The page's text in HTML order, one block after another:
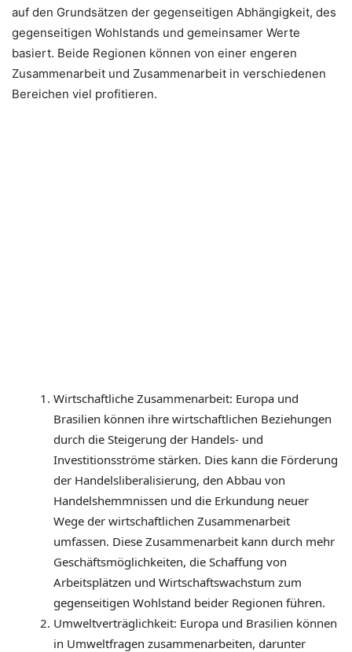
auf den Grundsätzen der gegenseitigen Abhängigkeit, des
gegenseitigen Wohlstands und gemeinsamer Werte
basiert. Beide Regionen können von einer engeren
Zusammenarbeit und Zusammenarbeit in verschiedenen
Bereichen viel profitieren.
Wirtschaftliche Zusammenarbeit: Europa und
Brasilien können ihre wirtschaftlichen Beziehungen
durch die Steigerung der Handels- und
Investitionsströme stärken. Dies kann die Förderung
der Handelsliberalisierung, den Abbau von
Handelshemmnissen und die Erkundung neuer
Wege der wirtschaftlichen Zusammenarbeit
umfassen. Diese Zusammenarbeit kann durch mehr
Geschäftsmöglichkeiten, die Schaffung von
Arbeitsplätzen und Wirtschaftswachstum zum
gegenseitigen Wohlstand beider Regionen führen.
Umweltverträglichkeit: Europa und Brasilien können
in Umweltfragen zusammenarbeiten, darunter